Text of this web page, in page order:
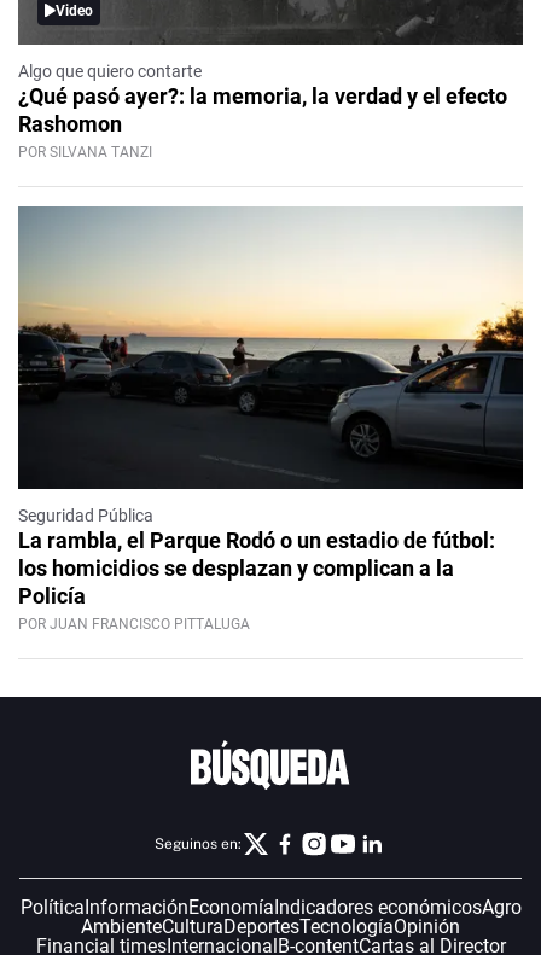
Video
Algo que quiero contarte
¿Qué pasó ayer?: la memoria, la verdad y el efecto
Rashomon
POR SILVANA TANZI
Seguridad Pública
La rambla, el Parque Rodó o un estadio de fútbol:
los homicidios se desplazan y complican a la
Policía
POR JUAN FRANCISCO PITTALUGA
Seguinos en:
Política InformaciónEconomía Indicadores económicosAgro
AmbienteCulturaDeportesTecnologíaOpinión
Financial timesInternacional B-contentCartas al Director